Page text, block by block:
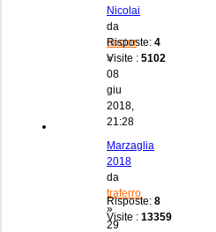
Nicolai
da
doctor
»
08
giu
2018,
21:28
Risposte: 4
Visite : 5102
Marzaglia
2018
da
traferro
»
29
Risposte: 8
Visite : 13359